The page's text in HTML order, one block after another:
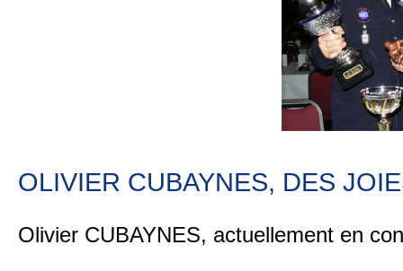
OLIVIER CUBAYNES, DES
Olivier CUBAYNES, actuellement en